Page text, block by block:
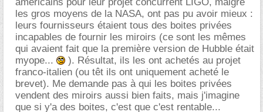
les gros moyens de la NASA, ont pas pu avoir mieux :
leurs fournisseurs étaient tous des boites privées
incapables de fournir les miroirs (ce sont les mêmes
qui avaient fait que la première version de Hubble était
myope...
). Résultat, ils les ont achetés au projet
franco-italien (ou têt ils ont uniquement acheté le
brevet). Me demande pas à qui les boites privées
vendent des miroirs aussi bien faits, mais j'imagine
que si y'a des boites, c'est que c'est rentable...